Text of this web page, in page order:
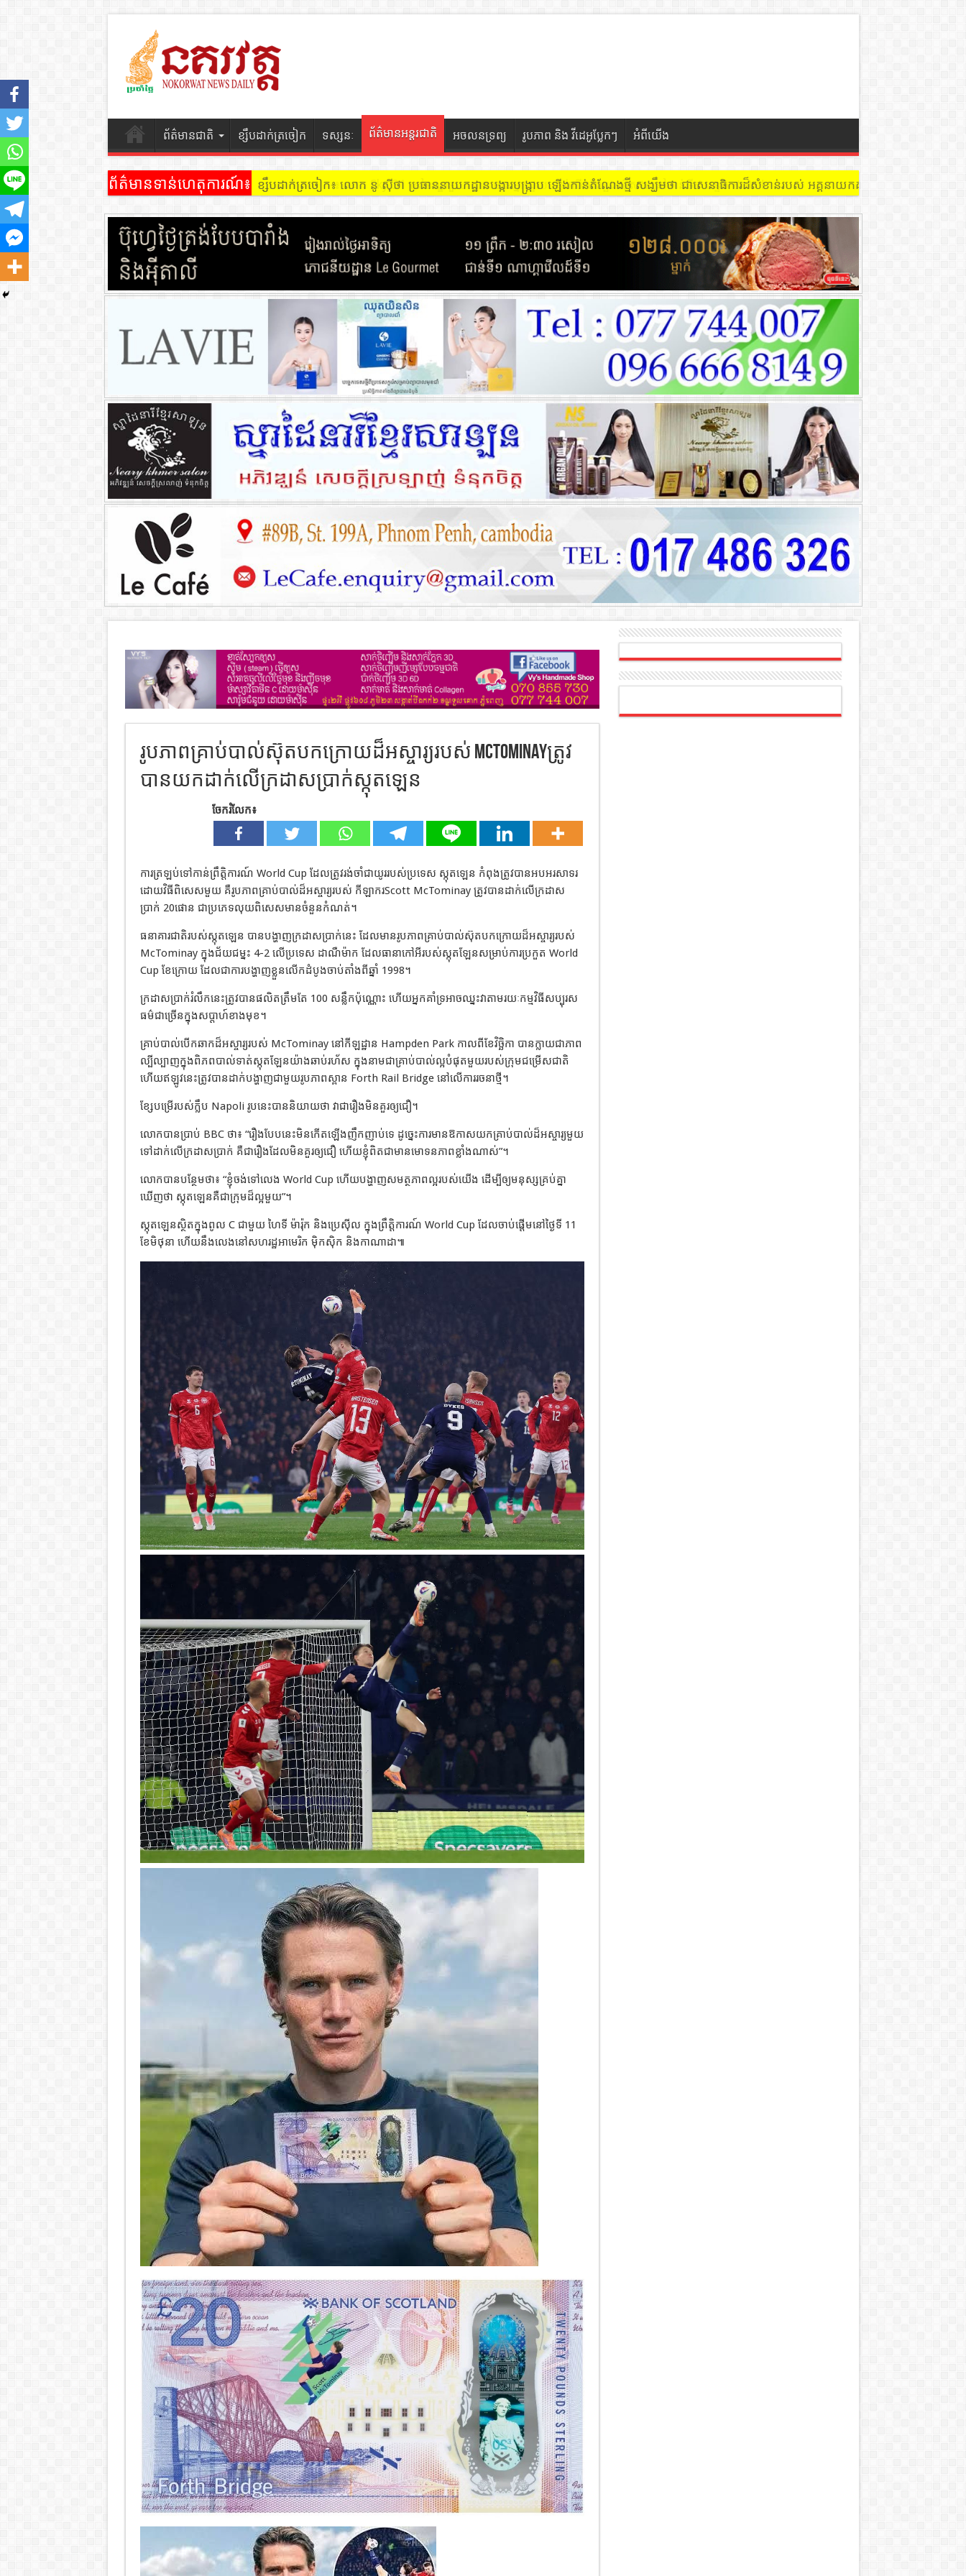
ព័ត៌មានជាតិ ខ្សឹបដាក់ត្រចៀក ទស្សនៈ ព័ត៌មានអន្តរជាតិ អចលនទ្រព្យ រូបភាព និង វីដេអូប្លែកៗ អំពីយើង
ព័ត៌មានទាន់ហេតុការណ៍៖ ខ្សឹបដាក់ត្រចៀក ៖ អគារ Sky 31 នៅខណ្ឌទួលគោក មានអ្នកជួលបន្ទប់បើកល្បែងសុីសង នៅជាន់ទី៩ បន្ទប់ ៩០២ !
រូបភាពគ្រាប់បាល់ស៊ុតបកក្រោយដ៏អស្ចារ្យរបស់ McTominayត្រូវ
បានយកដាក់លើក្រដាសប្រាក់ស្កុតឡេន
ចែករំលែក៖
ការត្រឡប់ទៅកាន់ព្រឹត្តិការណ៍ World Cup ដែលត្រូវរង់ចាំជាយូររបស់ប្រទេស ស្កុតឡេន កំពុងត្រូវបានអបអរសាទរ
ដោយវិធីពិសេសមួយ គឺរូបភាពគ្រាប់បាល់ដ៏អស្ចារ្យរបស់ កីឡាករScott McTominay ត្រូវបានដាក់លើក្រដាស
ប្រាក់ 20ផោន ជាប្រភេទលុយពិសេសមានចំនួនកំណត់។
ធនាគារជាតិរបស់ស្កុតឡេន បានបង្ហាញក្រដាសប្រាក់នេះ ដែលមានរូបភាពគ្រាប់បាល់ស៊ុតបកក្រោយដ៏អស្ចារ្យរបស់
McTominay ក្នុងជ័យជម្នះ 4-2 លើប្រទេស ដាណឺម៉ាក ដែលធានាកៅអីរបស់ស្កុតឡែនសម្រាប់ការប្រកួត World
Cup ខែក្រោយ ដែលជាការបង្ហាញខ្លួនលើកដំបូងចាប់តាំងពីឆ្នាំ 1998។
ក្រដាសប្រាក់រំលឹកនេះត្រូវបានផលិតត្រឹមតែ 100 សន្លឹកប៉ុណ្ណោះ ហើយអ្នកគាំទ្រអាចឈ្នះវាតាមរយៈកម្មវិធីសប្បុរស
ធម៌ជាច្រើនក្នុងសប្តាហ៍ខាងមុខ។
គ្រាប់បាល់បើកឆាកដ៏អស្ចារ្យរបស់ McTominay នៅកីឡដ្ឋាន Hampden Park កាលពីខែវិច្ឆិកា បានក្លាយជាភាព
ល្បីល្បាញក្នុងពិភពបាល់ទាត់ស្កុតឡែនយ៉ាងឆាប់រហ័ស ក្នុងនាមជាគ្រាប់បាល់ល្អបំផុតមួយរបស់ក្រុមជម្រើសជាតិ
ហើយឥឡូវនេះត្រូវបានដាក់បង្ហាញជាមួយរូបភាពស្ពាន Forth Rail Bridge នៅលើការរចនាថ្មី។
ខ្សែបម្រើរបស់ក្លឹប Napoli រូបនេះបាននិយាយថា វាជារឿងមិនគួរឲ្យជឿ។
លោកបានប្រាប់ BBC ថា៖ “រឿងបែបនេះមិនកើតឡើងញឹកញាប់ទេ ដូច្នេះការមានឱកាសយកគ្រាប់បាល់ដ៏អស្ចារ្យមួយ
ទៅដាក់លើក្រដាសប្រាក់ គឺជារឿងដែលមិនគួរឲ្យជឿ ហើយខ្ញុំពិតជាមានមោទនភាពខ្លាំងណាស់”។
លោកបានបន្ថែមថា៖ “ខ្ញុំចង់ទៅលេង World Cup ហើយបង្ហាញសមត្ថភាពល្អរបស់យើង ដើម្បីឲ្យមនុស្សគ្រប់គ្នា
ឃើញថា ស្កុតឡេនគឺជាក្រុមដ៏ល្អមួយ”។
ស្កុតឡេនស្ថិតក្នុងពូល C ជាមួយ ហៃទី ម៉ារ៉ុក និងប្រេស៊ីល ក្នុងព្រឹត្តិការណ៍ World Cup ដែលចាប់ផ្តើមនៅថ្ងៃទី 11
ខែមិថុនា ហើយនឹងលេងនៅសហរដ្ឋអាមេរិក ម៉ិកស៊ិក និងកាណាដា៕